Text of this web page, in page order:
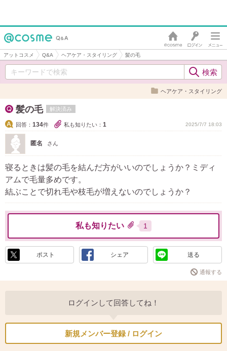
アットコスメ Q&A ヘアケア・スタイリング 髪の毛
ヘアケア・スタイリング
髪の毛 解決済み
回答： 134件 私も知りたい： 1 2025/7/7 18:03
匿名 さん
寝るときは髪の毛を結んだ方がいいのでしょうか？ミディ
アムで毛量多めです。
結ぶことで切れ毛や枝毛が増えないのでしょうか？
私も知りたい 1
ポスト シェア 送る
通報する
ログインして回答してね！
新規メンバー登録 / ログイン